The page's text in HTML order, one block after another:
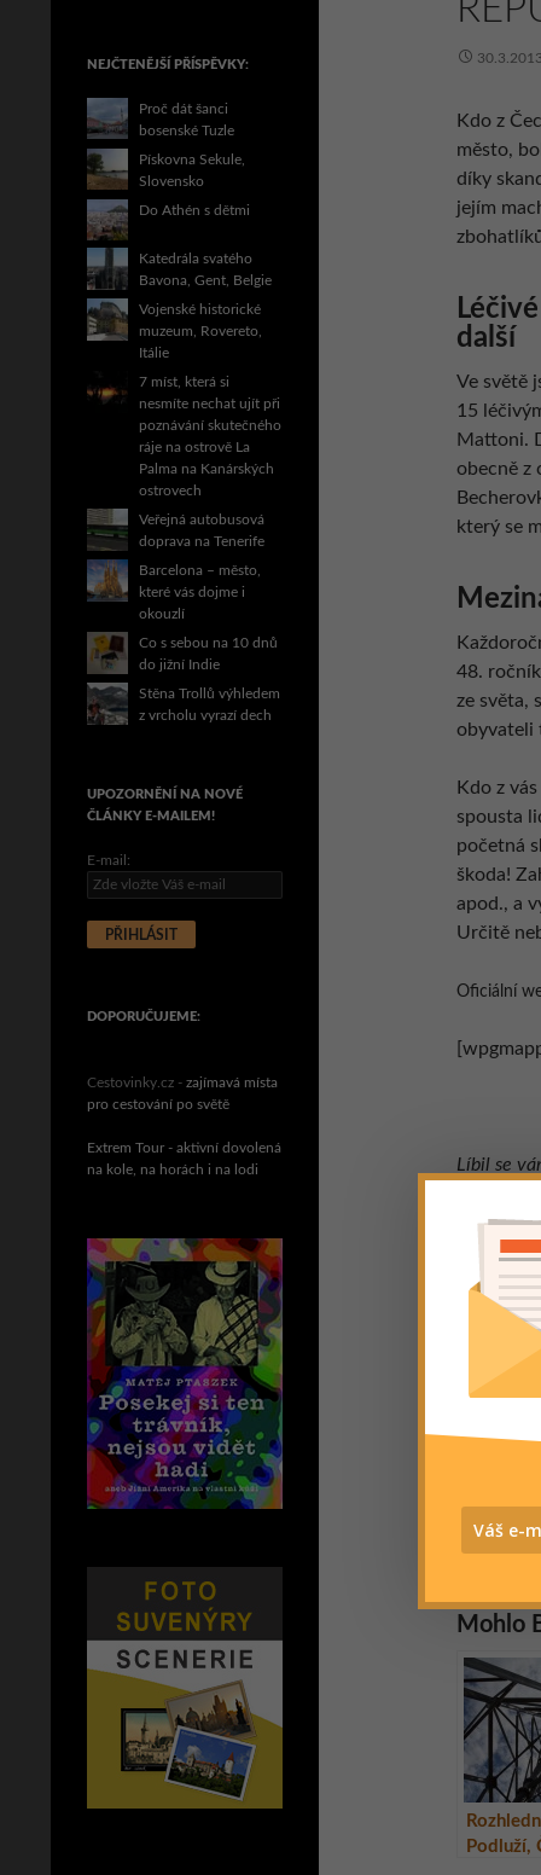
30.3.2013
Kdo z
město,
díky
jejím
další
Ve světě
15
Mattoni.
obecně z
který se
48.
ze světa,
obyvateli
Kdo z
spousta
početná
škoda!
apod., a
Určitě
Oficiální
Líbil se
vámi
místa,
nebo si
SDÍLEJTE,
Mohlo
Podluží,
NEJČTENĚJŠÍ PŘÍSPĚVKY:
Proč dát šanci
bosenské Tuzle
Pískovna Sekule,
Slovensko
Do Athén s dětmi
Katedrála svatého
Bavona, Gent, Belgie
Vojenské historické
muzeum, Rovereto,
Itálie
7 míst, která si
nesmíte nechat ujít při
poznávání skutečného
ráje na ostrově La
Palma na Kanárských
ostrovech
Veřejná autobusová
doprava na Tenerife
Barcelona – město,
které vás dojme i
okouzlí
Co s sebou na 10 dnů
do jižní Indie
Stěna Trollů výhledem
z vrcholu vyrazí dech
UPOZORNĚNÍ NA NOVÉ
ČLÁNKY E-MAILEM!
E-mail:
DOPORUČUJEME:
Cestovinky.cz - zajímavá místa
pro cestování po světě
Extrem Tour - aktivní dovolená
na kole, na horách i na lodi